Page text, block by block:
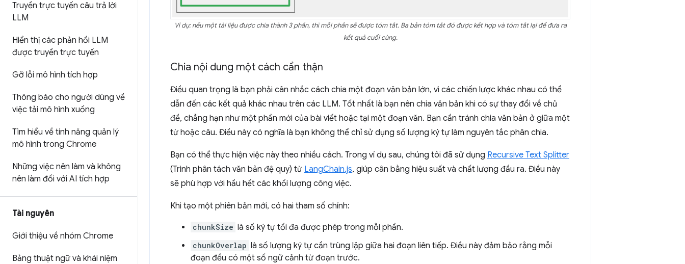
Truyền trực tuyến câu trả lời
LLM
Hiển thị các phản hồi LLM
được truyền trực tuyến
Gỡ lỗi mô hình tích hợp
Thông báo cho người dùng về
việc tải mô hình xuống
Tìm hiểu về tính năng quản lý
mô hình trong Chrome
Những việc nên làm và không
nên làm đối với AI tích hợp
Tài nguyên
Giới thiệu về nhóm Chrome
Bảng thuật ngữ và khái niệm
Ví dụ: nếu một tài liệu được chia thành 3 phần, thì mỗi phần sẽ được tóm tắt. Ba bản tóm tắt đó được kết hợp và tóm tắt lại để đưa ra
kết quả cuối cùng.
Chia nội dung một cách cẩn thận
Điều quan trọng là bạn phải cân nhắc cách chia một đoạn văn bản lớn, vì các chiến lược khác nhau có thể
dẫn đến các kết quả khác nhau trên các LLM. Tốt nhất là bạn nên chia văn bản khi có sự thay đổi về chủ
đề, chẳng hạn như một phần mới của bài viết hoặc tại một đoạn văn. Bạn cần tránh chia văn bản ở giữa một
từ hoặc câu. Điều này có nghĩa là bạn không thể chỉ sử dụng số lượng ký tự làm nguyên tắc phân chia.
Bạn có thể thực hiện việc này theo nhiều cách. Trong ví dụ sau, chúng tôi đã sử dụng Recursive Text Splitter
(Trình phân tách văn bản đệ quy) từ LangChain.js, giúp cân bằng hiệu suất và chất lượng đầu ra. Điều này
sẽ phù hợp với hầu hết các khối lượng công việc.
Khi tạo một phiên bản mới, có hai tham số chính:
chunkSize là số ký tự tối đa được phép trong mỗi phần.
chunkOverlap là số lượng ký tự cần trùng lặp giữa hai đoạn liên tiếp. Điều này đảm bảo rằng mỗi
đoạn đều có một số ngữ cảnh từ đoạn trước.